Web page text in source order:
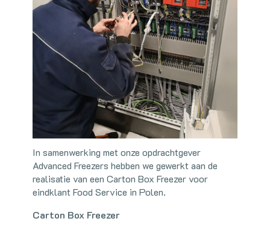
In samenwerking met onze opdrachtgever
Advanced Freezers hebben we gewerkt aan de
realisatie van een Carton Box Freezer voor
eindklant Food Service in Polen.
Carton Box Freezer